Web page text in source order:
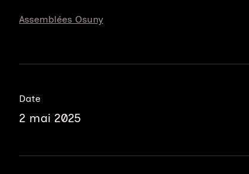
Assemblées Osuny
Date
2 mai 2025